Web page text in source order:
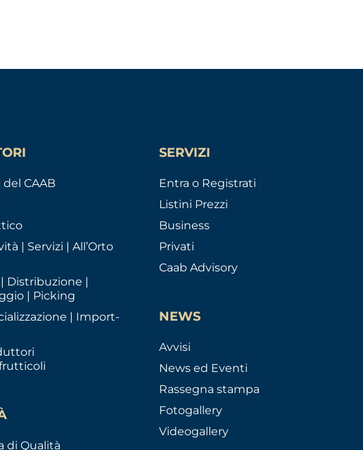
CAAB
| Servizi | All’Orto
Distribuzione |
| Picking
| Import-
di Qualità
SERVIZI
Entra o Registrati
Listini Prezzi
Business
Privati
Caab Advisory
NEWS
Avvisi
News ed Eventi
Rassegna stampa
Fotogallery
Videogallery